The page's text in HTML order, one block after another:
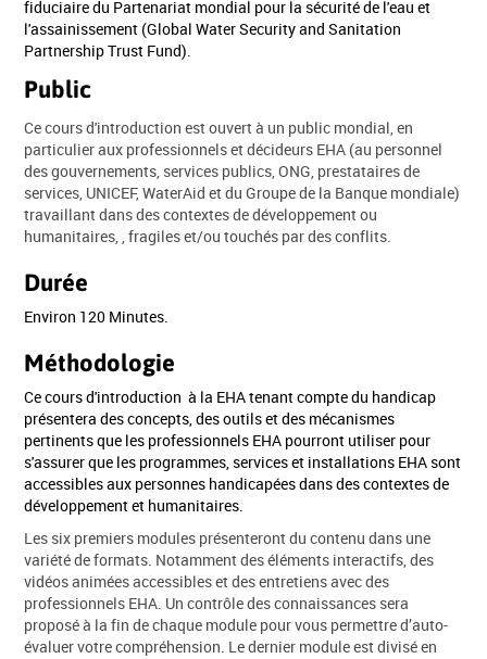
fiduciaire du Partenariat mondial pour la sécurité de l'eau et
l'assainissement (Global Water Security and Sanitation
Partnership Trust Fund).
Public
Ce cours d'introduction est ouvert à un public mondial, en
particulier aux professionnels et décideurs EHA (au personnel
des gouvernements, services publics, ONG, prestataires de
services, UNICEF, WaterAid et du Groupe de la Banque mondiale)
travaillant dans des contextes de développement ou
humanitaires, , fragiles et/ou touchés par des conflits.
Durée
Environ 120 Minutes.
Méthodologie
Ce cours d'introduction à la EHA tenant compte du handicap
présentera des concepts, des outils et des mécanismes
pertinents que les professionnels EHA pourront utiliser pour
s'assurer que les programmes, services et installations EHA sont
accessibles aux personnes handicapées dans des contextes de
développement et humanitaires.
Les six premiers modules présenteront du contenu dans une
variété de formats. Notamment des éléments interactifs, des
vidéos animées accessibles et des entretiens avec des
professionnels EHA. Un contrôle des connaissances sera
proposé à la fin de chaque module pour vous permettre d’auto-
évaluer votre compréhension. Le dernier module est divisé en